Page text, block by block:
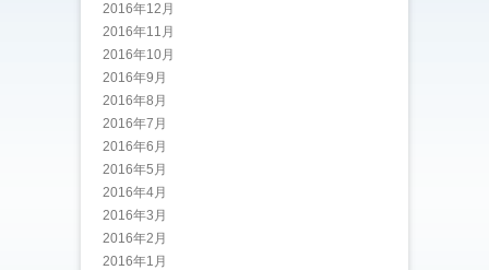
2016年12月
2016年11月
2016年10月
2016年9月
2016年8月
2016年7月
2016年6月
2016年5月
2016年4月
2016年3月
2016年2月
2016年1月